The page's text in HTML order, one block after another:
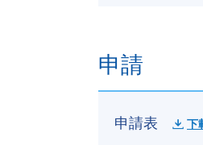
報名代碼
申請
申請表 下